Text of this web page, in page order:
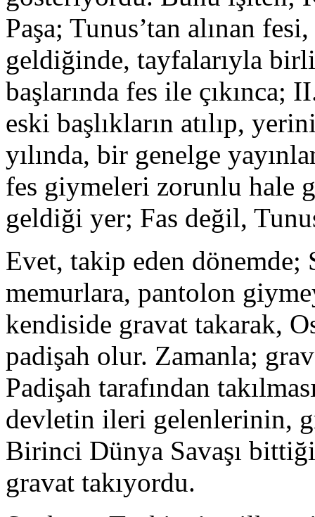
Paşa; Tunus’tan alınan
geldiğinde, tayfalarıyla
başlarında fes ile
eski başlıkların atılıp,
yılında, bir genelge
fes giymeleri zorunlu hale
geldiği yer; Fas değil,
Evet, takip eden
memurlara, pantolon
kendiside gravat takarak,
padişah olur. Zamanla;
Padişah tarafından
devletin ileri gelenlerinin,
Birinci Dünya Savaşı
gravat takıyordu.